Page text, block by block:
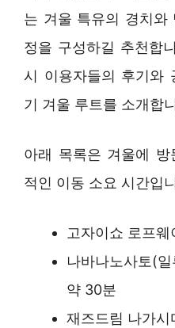
는 겨울 특유의 경치와
정을 구성하길 추천합
시 이용자들의 후기와
기 겨울 루트를 소개합
아래 목록은 겨울에
적인 이동 소요 시간입
고자이쇼 로프
나바나노사토(
약 30분
재즈드림 나가시